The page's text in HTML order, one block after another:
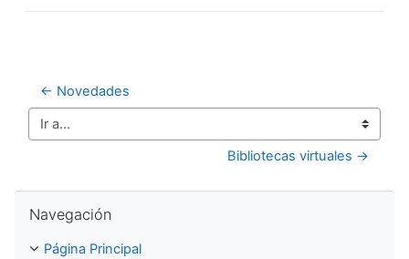
← Novedades
Ir a...
Bibliotecas virtuales →
Navegación
Página Principal